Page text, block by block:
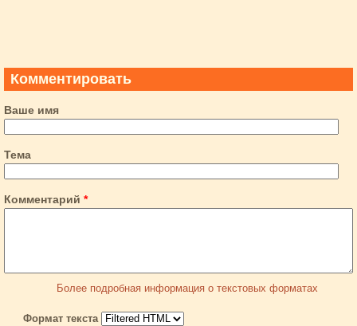
Комментировать
Ваше имя
Тема
Комментарий *
Более подробная информация о текстовых форматах
Формат текста